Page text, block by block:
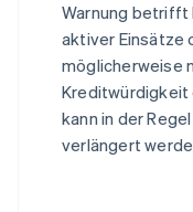
Warnung betrifft
aktiver Einsätze
möglicherweise
Kreditwürdigkeit
kann in der
verlängert